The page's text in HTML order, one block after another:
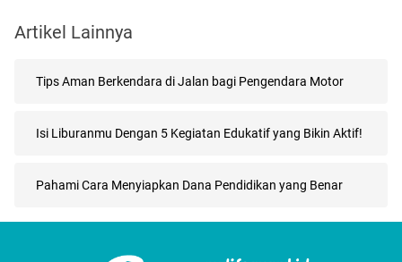
Artikel Lainnya
Tips Aman Berkendara di Jalan bagi Pengendara Motor
Isi Liburanmu Dengan 5 Kegiatan Edukatif yang Bikin Aktif!
Pahami Cara Menyiapkan Dana Pendidikan yang Benar